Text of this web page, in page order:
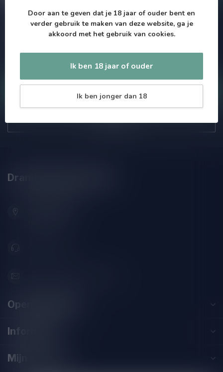
Meer informatie
Als je vragen hebt over onze producten of jouw aankoop, bezoek
bedrijfsgegevens, antwoorden op veelgestelde vragen en
verschillende manieren om contact met ons op te nemen.
Onze winkel
Drankenhandel Leiden
Openingstijden
Informatie
Mijn account
Door aan te geven dat je 18 jaar of ouder bent en
verder gebruik te maken van deze website, ga je
akkoord met het gebruik van cookies.
Ik ben 18 jaar of ouder
Ik ben jonger dan 18